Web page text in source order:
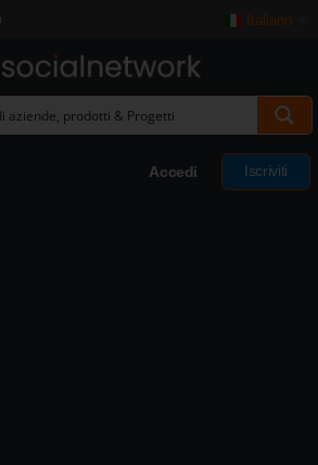
Italiano
Accedi Iscriviti